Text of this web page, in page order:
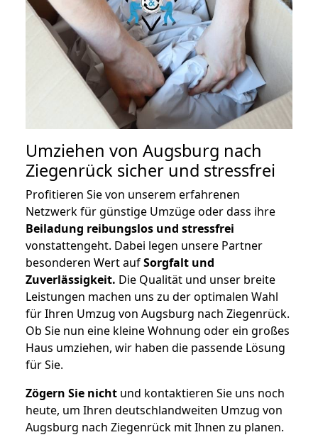
Umziehen von Augsburg nach
Ziegenrück sicher und stressfrei
Profitieren Sie von unserem erfahrenen
Netzwerk für günstige Umzüge oder dass ihre
Beiladung reibungslos und stressfrei
vonstattengeht. Dabei legen unsere Partner
besonderen Wert aufSorgfalt und
Zuverlässigkeit. Die Qualität und unser breite
Leistungen machen uns zu der optimalen Wahl
für Ihren Umzug von Augsburg nach Ziegenrück.
Ob Sie nun eine kleine Wohnung oder ein großes
Haus umziehen, wir haben die passende Lösung
für Sie.
Zögern Sie nicht und kontaktieren Sie uns noch
heute, um Ihren deutschlandweiten Umzug von
Augsburg nach Ziegenrück mit Ihnen zu planen.